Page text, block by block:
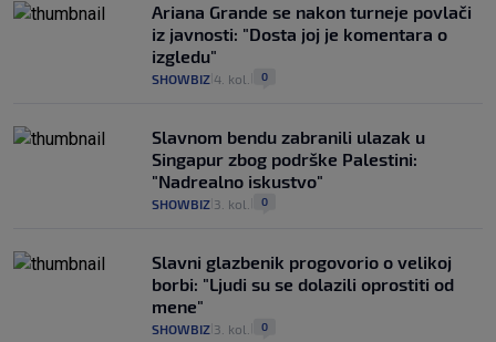
Ariana Grande se nakon turneje povlači
iz javnosti: "Dosta joj je komentara o
izgledu"
SHOWBIZ 4. kol. 0
Slavnom bendu zabranili ulazak u
Singapur zbog podrške Palestini:
"Nadrealno iskustvo"
SHOWBIZ 3. kol. 0
Slavni glazbenik progovorio o velikoj
borbi: "Ljudi su se dolazili oprostiti od
mene"
SHOWBIZ 3. kol. 0